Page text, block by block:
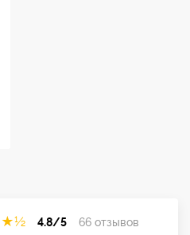
★½ 4.8/5 66 отзывов